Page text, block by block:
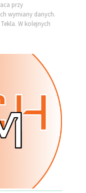
przy
wymiany danych.
W kolejnych